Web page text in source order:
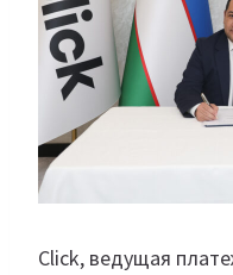
Click, ведущая